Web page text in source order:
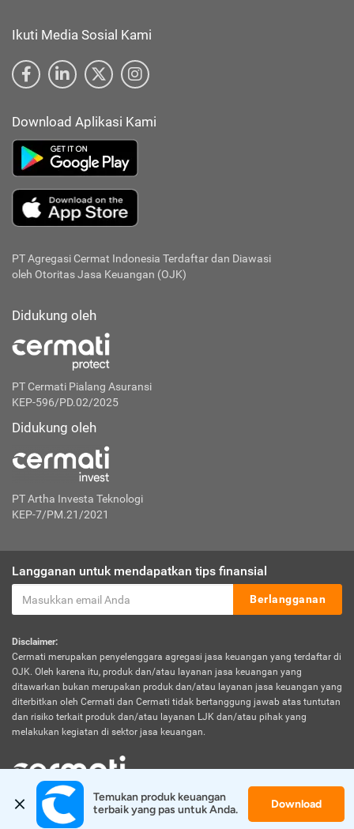
Ikuti Media Sosial Kami
Download Aplikasi Kami
PT Agregasi Cermat Indonesia Terdaftar dan Diawasi
oleh Otoritas Jasa Keuangan (OJK)
Didukung oleh
PT Cermati Pialang Asuransi
KEP-596/PD.02/2025
Didukung oleh
PT Artha Investa Teknologi
KEP-7/PM.21/2021
Langganan untuk mendapatkan tips finansial
Berlangganan
Disclaimer:
Cermati merupakan penyelenggara agregasi jasa keuangan yang terdaftar di
OJK. Oleh karena itu, produk dan/atau layanan jasa keuangan yang
ditawarkan bukan merupakan produk dan/atau layanan jasa keuangan yang
diterbitkan oleh Cermati dan Cermati tidak bertanggung jawab atas tuntutan
dan risiko terkait produk dan/atau layanan LJK dan/atau pihak yang
melakukan kegiatan di sektor jasa keuangan.
© 2026 Cermati. All Rights Reserved.
Temukan produk keuangan
terbaik yang pas untuk Anda.
Download